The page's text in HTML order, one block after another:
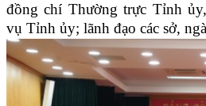
đồng chí Thường trực Tỉnh
vụ Tỉnh ủy; lãnh đạo các sở,